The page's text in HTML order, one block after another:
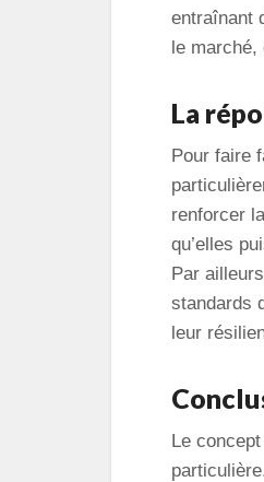
entraînant
le marché,
La
Pour faire
renforcer
qu’elles
Par
standards
leur
Le